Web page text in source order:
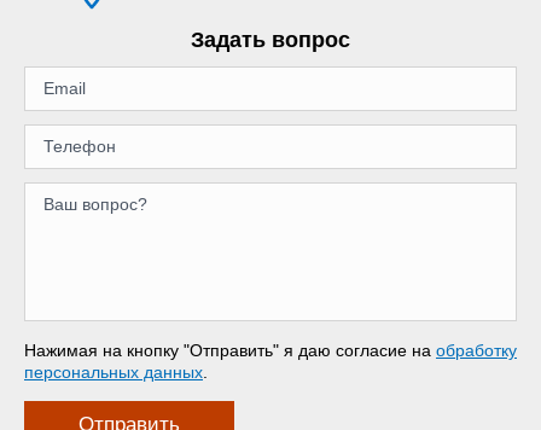
Задать вопрос
Нажимая на кнопку "Отправить" я даю согласие на обработку
персональных данных
Отправить